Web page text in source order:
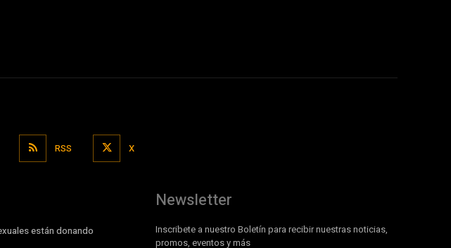
RSS X
están donando
Newsletter
Inscribete a nuestro Boletín para recibir nuestras noticias,
promos, eventos y más